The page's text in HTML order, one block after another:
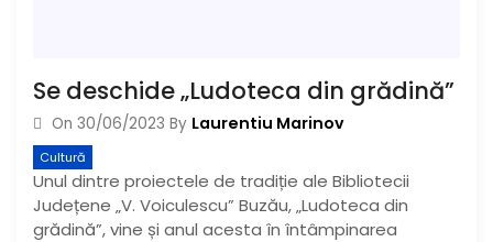
Se deschide „Ludoteca din grădină”
On 30/06/2023 By Laurentiu Marinov
Cultură
Unul dintre proiectele de tradiție ale Bibliotecii
Județene „V. Voiculescu” Buzău, „Ludoteca din
grădină”, vine și anul acesta în întâmpinarea